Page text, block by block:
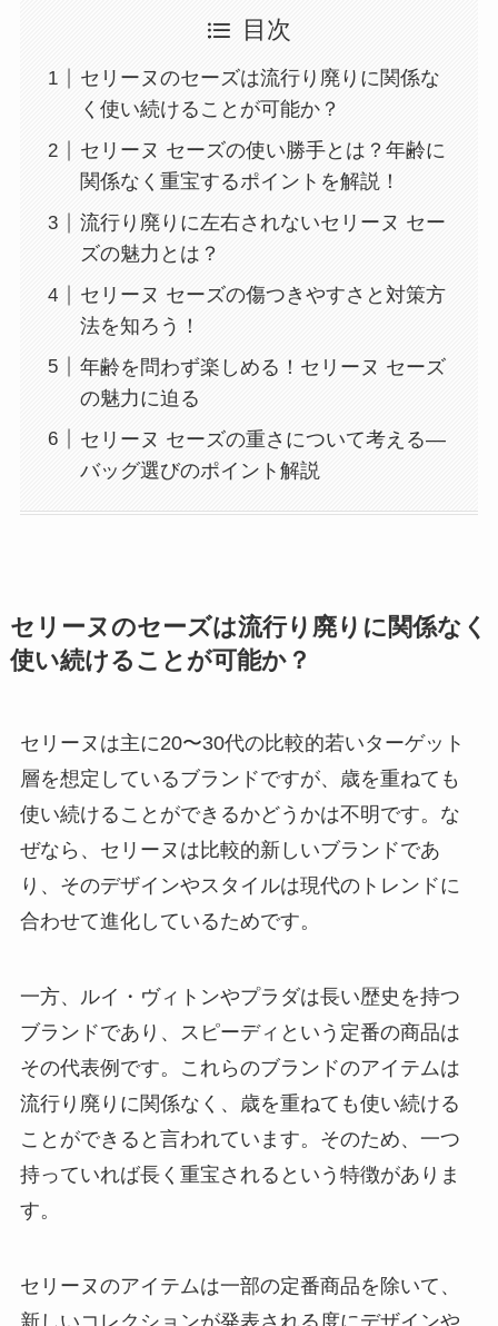
目次
セリーヌのセーズは流行り廃りに関係な
く使い続けることが可能か？
セリーヌ セーズの使い勝手とは？年齢に
関係なく重宝するポイントを解説！
流行り廃りに左右されないセリーヌ セー
ズの魅力とは？
セリーヌ セーズの傷つきやすさと対策方
法を知ろう！
年齢を問わず楽しめる！セリーヌ セーズ
の魅力に迫る
セリーヌ セーズの重さについて考える―
バッグ選びのポイント解説
セリーヌのセーズは流行り廃りに関係なく
使い続けることが可能か？
セリーヌは主に20〜30代の比較的若いターゲット
層を想定しているブランドですが、歳を重ねても
使い続けることができるかどうかは不明です。な
ぜなら、セリーヌは比較的新しいブランドであ
り、そのデザインやスタイルは現代のトレンドに
合わせて進化しているためです。
一方、ルイ・ヴィトンやプラダは長い歴史を持つ
ブランドであり、スピーディという定番の商品は
その代表例です。これらのブランドのアイテムは
流行り廃りに関係なく、歳を重ねても使い続ける
ことができると言われています。そのため、一つ
持っていれば長く重宝されるという特徴がありま
す。
セリーヌのアイテムは一部の定番商品を除いて、
新しいコレクションが発表される度にデザインや